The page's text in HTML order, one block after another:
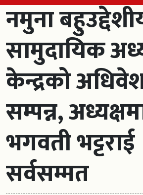
नमुना
सामुदायिक
केन्द्रको
सम्पन्न,
भगवती भट्टराई
सर्वसम्मत